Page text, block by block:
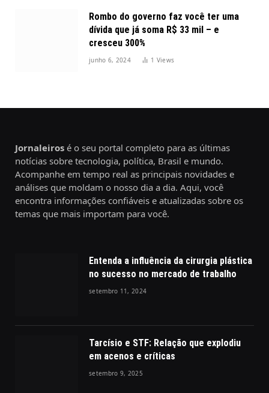
Rombo do governo faz você ter uma
dívida que já soma R$ 33 mil – e
cresceu 300%
junho 6, 2024 1 Views
Jornaleiros é o seu portal completo para as últimas
notícias sobre tecnologia, política, Brasil e mundo.
Acompanhe em tempo real as principais novidades e
análises que moldam o nosso dia a dia. Aqui, você
encontra informações confiáveis e atualizadas sobre os
temas que mais importam para você.
Entenda a influência da cirurgia plástica
no sucesso no mercado de trabalho
setembro 11, 2024
Tarcísio e STF: Relação que explodiu
em acenos e críticas
setembro 9, 2025